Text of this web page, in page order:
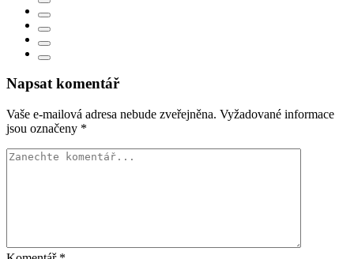
Napsat komentář
Vaše e-mailová adresa nebude zveřejněna. Vyžadované informace
jsou označeny *